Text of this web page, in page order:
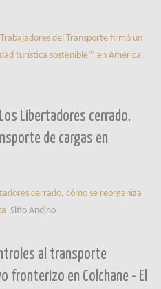
del Transporte firmó un
turística sostenible”’ en América
Libertadores cerrado,
de cargas en
cerrado, cómo se reorganiza
Sitio Andino
al transporte
fronterizo en Colchane - El